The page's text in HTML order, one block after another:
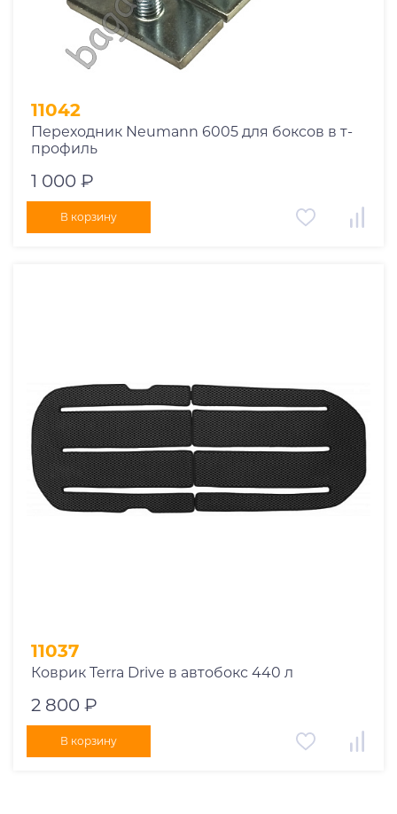
11042
Переходник Neumann 6005 для боксов в т-
профиль
1 000 ₽
В корзину
11037
Коврик Terra Drive в автобокс 440 л
2 800 ₽
В корзину